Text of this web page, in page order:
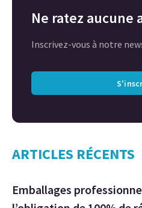
Ne ratez aucune
Inscrivez-vous à notre
ARTICLES RÉCENTS
Emballages